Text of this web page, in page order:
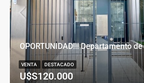
U$S120.000
VENTA DESTACADO